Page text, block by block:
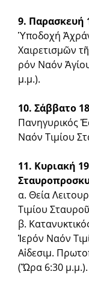
9. Παρασκευή
Ὑποδοχή
Χαιρετισμῶν
ρόν Ναόν
μ.μ.).
10. Σάββατο
Πανηγυρικός
Ναόν Τιμίου
11. Κυριακή
α. Θεία
Τιμίου
β.
Ἱερόν Ναόν
Αἰδεσιμ.
(Ὥρα 6:30 μ.μ.).